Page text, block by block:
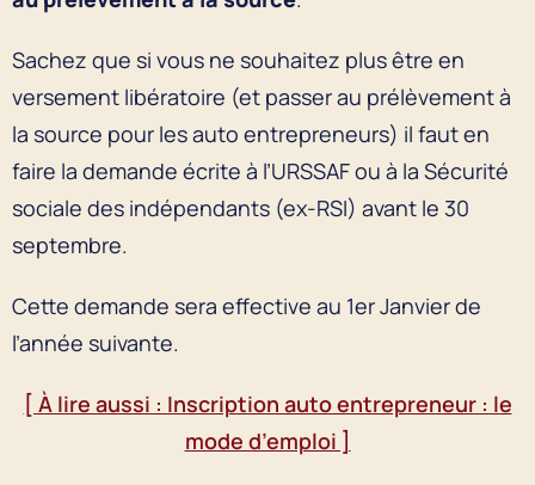
Sachez que si vous ne souhaitez plus être en
versement libératoire (et passer au prélèvement à
la source pour les auto entrepreneurs) il faut en
faire la demande écrite à l’URSSAF ou à la Sécurité
sociale des indépendants (ex-RSI) avant le 30
septembre.
Cette demande sera effective au 1er Janvier de
l’année suivante.
[ À lire aussi : Inscription auto entrepreneur : le
mode d’emploi ]